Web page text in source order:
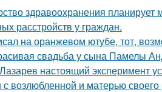
здравоохранения
расстройств у граждан.
на оранжевом ютубе, тот,
свадьба у сына Памелы
настоящий эксперимент
с возлюбленной и матерью